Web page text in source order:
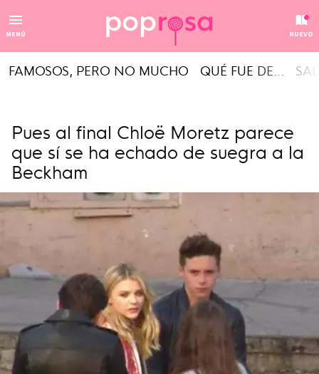
MENÚ NUEVO
FAMOSOS, PERO NO MUCHO QUÉ FUE DE...
Pues al final Chloë Moretz parece
que sí se ha echado de suegra a la
Beckham